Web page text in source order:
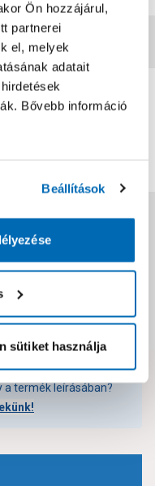
Ön hozzájárul,
partnerei
el, melyek
adatait
Bővebb információ
Beállítások
sütiket használja
a termék leírásában?